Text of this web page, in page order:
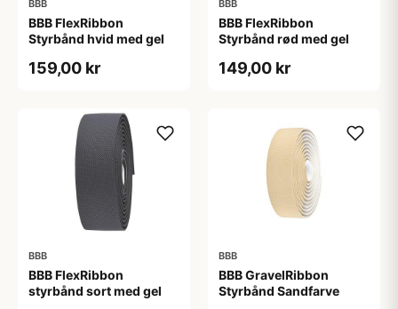
BBB
BBB FlexRibbon
Styrbånd hvid med gel
159,00 kr
BBB
BBB FlexRibbon
Styrbånd rød med gel
149,00 kr
BBB
BBB FlexRibbon
styrbånd sort med gel
BBB
BBB GravelRibbon
Styrbånd Sandfarve